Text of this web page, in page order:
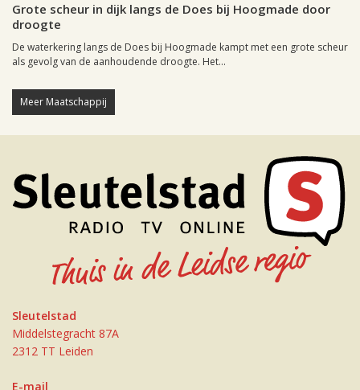
Grote scheur in dijk langs de Does bij Hoogmade door
droogte
De waterkering langs de Does bij Hoogmade kampt met een grote scheur
als gevolg van de aanhoudende droogte. Het...
Meer Maatschappij
Sleutelstad
Middelstegracht 87A
2312 TT Leiden
E-mail